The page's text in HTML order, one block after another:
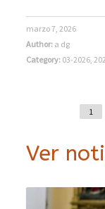
marzo 7, 2026
Author: a dg
Category: 03-2026 ,
1
Ver